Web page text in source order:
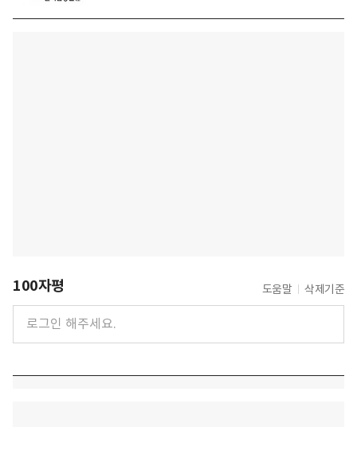
100자평 도움말 삭제기준